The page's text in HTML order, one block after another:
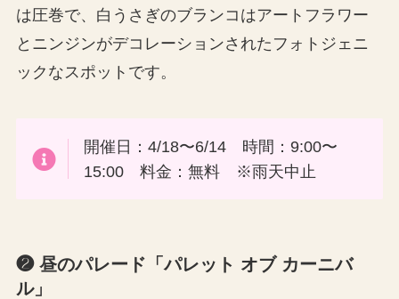
は圧巻で、白うさぎのブランコはアートフラワー
とニンジンがデコレーションされたフォトジェニ
ックなスポットです。
開催日：4/18〜6/14 時間：9:00〜
15:00 料金：無料 ※雨天中止
❷ 昼のパレード「パレット オブ カーニバ
ル」